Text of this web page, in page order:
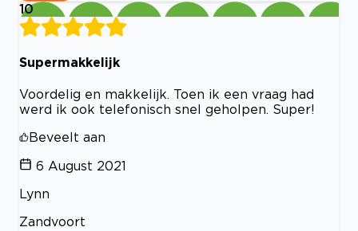
10
Supermakkelijk
Voordelig en makkelijk. Toen ik een vraag had
werd ik ook telefonisch snel geholpen. Super!
Beveelt aan
6 August 2021
Lynn
Zandvoort